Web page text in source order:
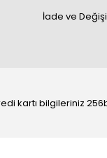
İade ve
kartı bilgileriniz